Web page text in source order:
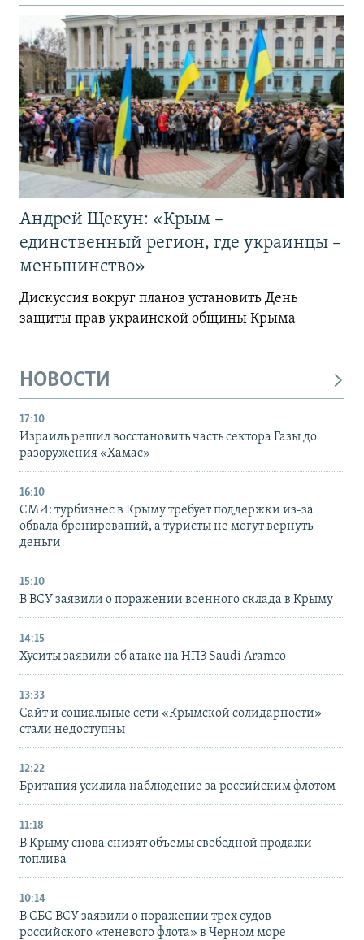
Андрей Щекун: «Крым –
единственный регион, где украинцы –
меньшинство»
Дискуссия вокруг планов установить День
защиты прав украинской общины Крыма
НОВОСТИ
17:10
Израиль решил восстановить часть сектора Газы до
разоружения «Хамас»
16:10
СМИ: турбизнес в Крыму требует поддержки из-за
обвала бронирований, а туристы не могут вернуть
деньги
15:10
В ВСУ заявили о поражении военного склада в Крыму
14:15
Хуситы заявили об атаке на НПЗ Saudi Aramco
13:33
Сайт и социальные сети «Крымской солидарности»
стали недоступны
12:22
Британия усилила наблюдение за российским флотом
11:18
В Крыму снова снизят объемы свободной продажи
топлива
10:14
В СБС ВСУ заявили о поражении трех судов
российского «теневого флота» в Черном море